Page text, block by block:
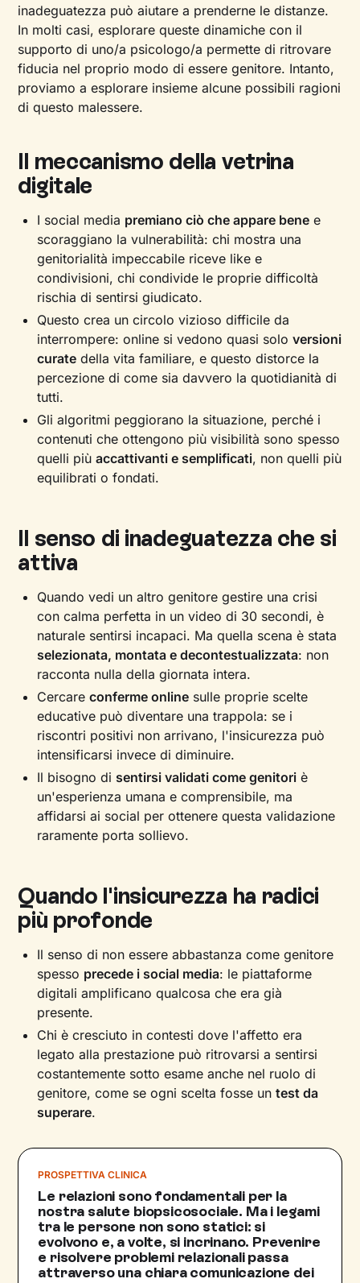
inadeguatezza può aiutare a prenderne le distanze.
In molti casi, esplorare queste dinamiche con il
supporto di uno/a psicologo/a permette di ritrovare
fiducia nel proprio modo di essere genitore. Intanto,
proviamo a esplorare insieme alcune possibili ragioni
di questo malessere.
Il meccanismo della vetrina
digitale
I social media premiano ciò che appare bene e
scoraggiano la vulnerabilità: chi mostra una
genitorialità impeccabile riceve like e
condivisioni, chi condivide le proprie difficoltà
rischia di sentirsi giudicato.
Questo crea un circolo vizioso difficile da
interrompere: online si vedono quasi soloversioni
curate della vita familiare, e questo distorce la
percezione di come sia davvero la quotidianità di
tutti.
Gli algoritmi peggiorano la situazione, perché i
contenuti che ottengono più visibilità sono spesso
quelli piùaccattivanti e semplificati, non quelli più
equilibrati o fondati.
Il senso di inadeguatezza che si
attiva
Quando vedi un altro genitore gestire una crisi
con calma perfetta in un video di 30 secondi, è
naturale sentirsi incapaci. Ma quella scena è stata
selezionata, montata e decontestualizzata: non
racconta nulla della giornata intera.
Cercareconferme online sulle proprie scelte
educative può diventare una trappola: se i
riscontri positivi non arrivano, l'insicurezza può
intensificarsi invece di diminuire.
Il bisogno di sentirsi validati come genitori è
un'esperienza umana e comprensibile, ma
affidarsi ai social per ottenere questa validazione
raramente porta sollievo.
Quando l'insicurezza ha radici
più profonde
Il senso di non essere abbastanza come genitore
spesso precede i social media: le piattaforme
digitali amplificano qualcosa che era già
presente.
Chi è cresciuto in contesti dove l'affetto era
legato alla prestazione può ritrovarsi a sentirsi
costantemente sotto esame anche nel ruolo di
genitore, come se ogni scelta fosse untest da
superare.
PROSPETTIVA CLINICA
Le relazioni sono fondamentali per la
nostra salute biopsicosociale. Ma i legami
tra le persone non sono statici: si
evolvono e, a volte, si incrinano. Prevenire
e risolvere problemi relazionali passa
attraverso una chiara comunicazione dei